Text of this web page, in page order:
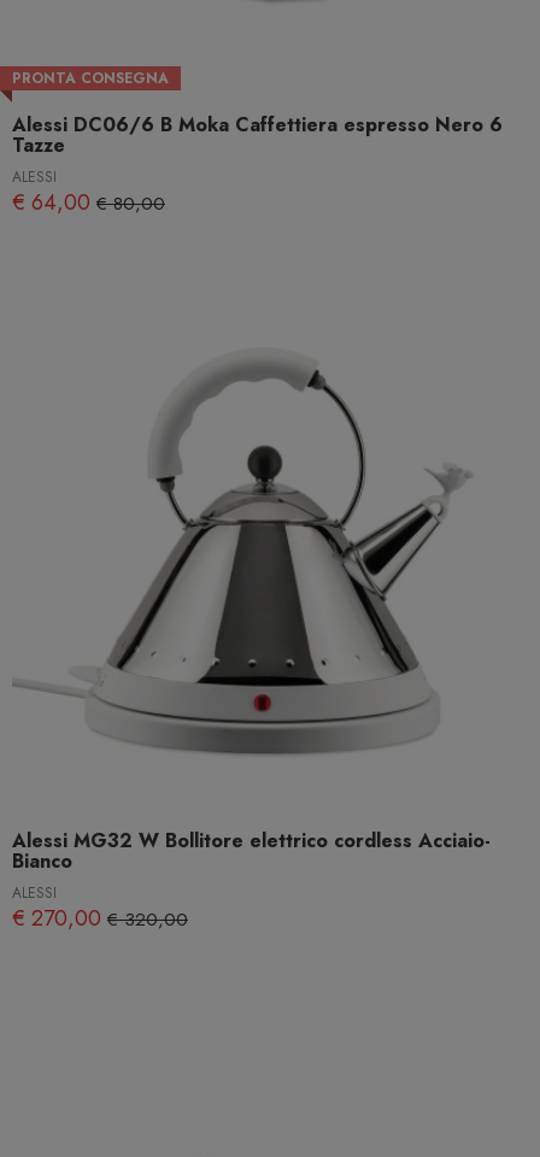
PRONTA CONSEGNA
Alessi DC06/6 B Moka Caffettiera espresso Nero 6
Tazze
ALESSI
€ 64,00 € 80,00
Alessi MG32 W Bollitore elettrico cordless Acciaio-
Bianco
ALESSI
€ 270,00 € 320,00